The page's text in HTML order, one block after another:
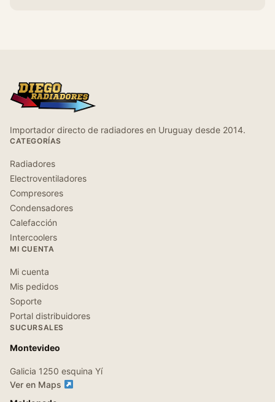
Importador directo de radiadores en Uruguay desde 2014.
CATEGORÍAS
Radiadores
Electroventiladores
Compresores
Condensadores
Calefacción
Intercoolers
MI CUENTA
Mi cuenta
Mis pedidos
Soporte
Portal distribuidores
SUCURSALES
Montevideo
Galicia 1250 esquina Yí
Ver en Maps